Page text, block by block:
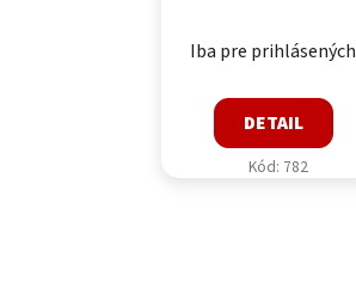
Iba pre prihlásených
DETAIL
Kód: 782